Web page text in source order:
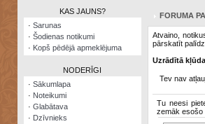
Šodienas
notikumi
Visatcera
almanahs
KAS JAUNS?
· Sarunas
· Šodienas notikumi
· Kopš pēdējā apmeklējuma
NODERĪGI
· Sākumlapa
· Noteikumi
· Glabātava
· Dzīvnieks
FORUMA
Atvaino,
pārskatīt
Uzrādītā
Tev nav
Tu neesi
zemāk esošo